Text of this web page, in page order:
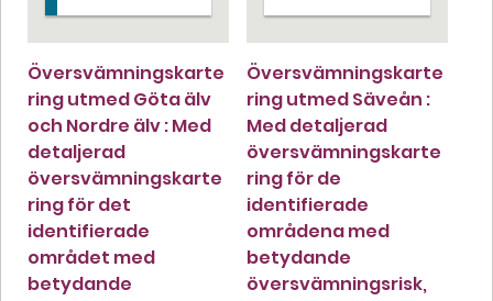
Översvämningskarte
ring utmed Göta älv
och Nordre älv : Med
detaljerad
översvämningskarte
ring för det
identifierade
området med
betydande
Översvämningskarte
ring utmed Säveån :
Med detaljerad
översvämningskarte
ring för de
identifierade
områdena med
betydande
översvämningsrisk,